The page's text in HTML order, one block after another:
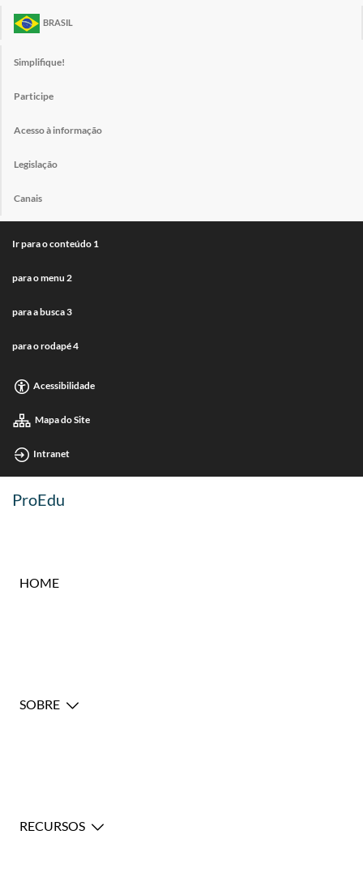
BRASIL
Simplifique!
Participe
Acesso à informação
Legislação
Canais
Ir para o conteúdo 1
para o menu 2
para a busca3
para o rodapé4
Acessibilidade
Mapa do Site
Intranet
ProEdu
HOME
SOBRE
RECURSOS